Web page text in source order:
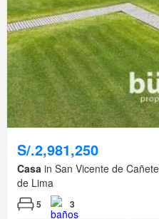
S/.2,981,250
Casa in San Vicente de
de Lima
5 3